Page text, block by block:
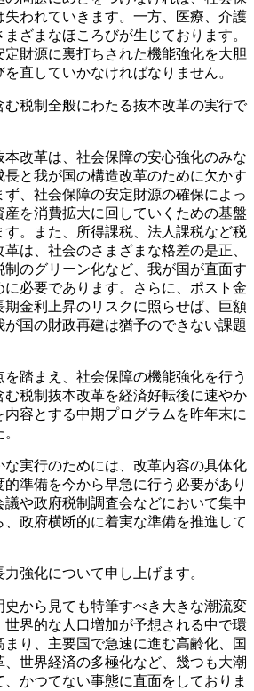
失われていきます。一方、医療、介護
ざまなほころびが生じております。
財源に裏打ちされた機能強化を大胆
直していかなければなりません。
税制全般にわたる抜本改革の実行で
改革は、社会保障の安心強化のみな
長と我が国の構造改革のために欠かす
ず、社会保障の安定財源の確保によっ
を消費拡大に回していくための基盤
す。また、所得課税、法人課税など税
は、社会のさまざまな格差の是正、
のグリーン化など、我が国が直面す
に必要であります。さらに、ポスト金
金利上昇のリスクに照らせば、巨額
国の財政再建は猶予のできない課題
踏まえ、社会保障の機能強化を行う
む税制抜本改革を経済好転後に速やか
容とする中期プログラムを昨年末に
実行のためには、改革内容の具体化
準備を今から早急に行う必要があり
議や政府税制調査会などにおいて集中
政府横断的に着実な準備を推進して
強化について申し上げます。
から見ても特筆すべき大きな潮流変
界的な人口増加が予想される中で環
り、主要国で急速に進む高齢化、国
世界経済の多極化など、幾つも大潮
かつてない事態に直面をしておりま